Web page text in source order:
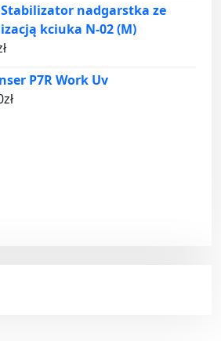
nadgarstka ze
kciuka N-02 (M)
P7R Work Uv
zł